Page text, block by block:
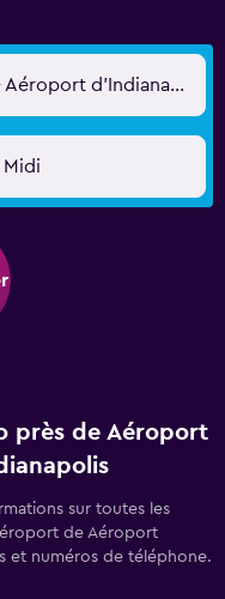
Indianapolis, IN, États-Unis - Aéroport d'Indianapolis (IND)
Midi
près de Aéroport
sur toutes les
de Aéroport
et numéros de téléphone.